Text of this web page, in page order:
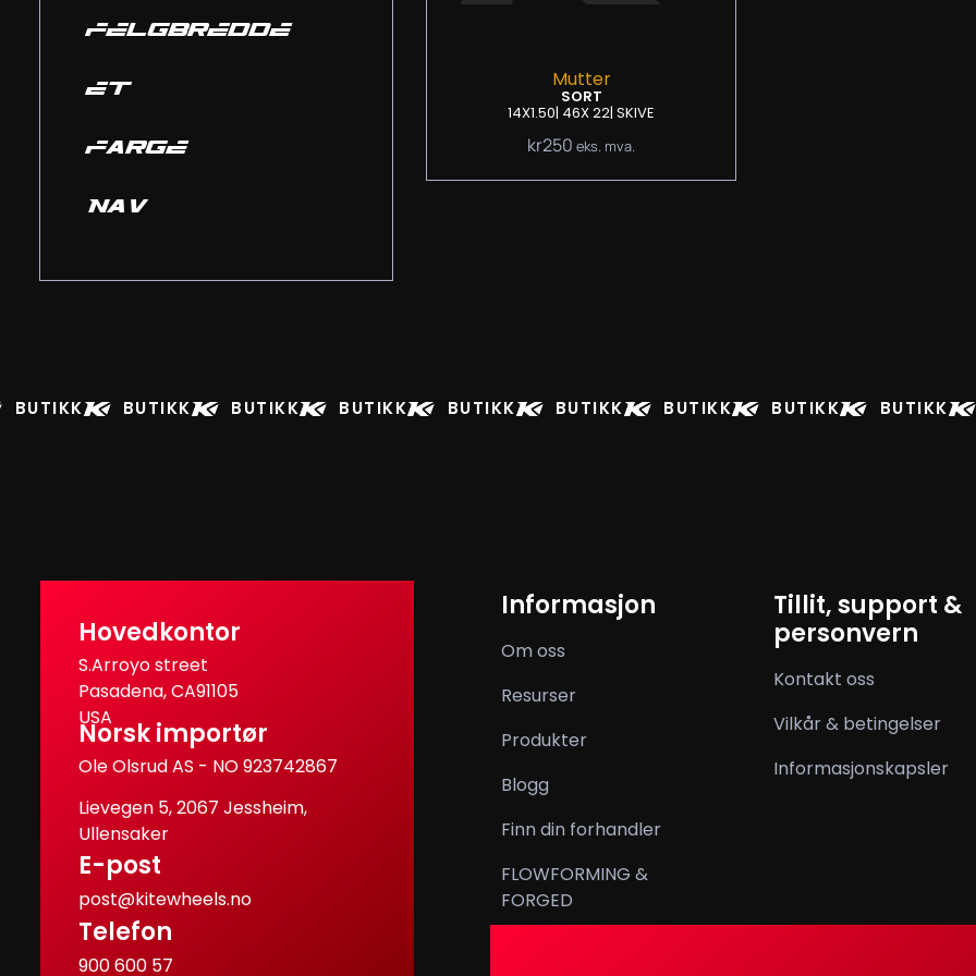
FELGBREDDE
ET
FARGE
NAV
Mutter
SORT
14X1.50| 46X 22| SKIVE
kr250 eks. mva.
BUTIKK BUTIKK BUTIKK BUTIKK BUTIKK BUTIKK BUTIKK BUTIKK BUTIKK
Hovedkontor
S.Arroyo street
Pasadena, CA91105
USA
Norsk importør
Ole Olsrud AS - NO 923742867
Lievegen 5, 2067 Jessheim,
Ullensaker
E-post
post@kitewheels.no
Telefon
900 600 57
Informasjon
Om oss
Resurser
Produkter
Blogg
Finn din forhandler
FLOWFORMING &
FORGED
Tillit, support &
personvern
Kontakt oss
Vilkår & betingelser
Informasjonskapsler